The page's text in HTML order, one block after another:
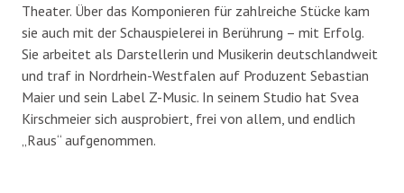
Theater. Über das Komponieren für zahlreiche Stücke kam
sie auch mit der Schauspielerei in Berührung – mit Erfolg.
Sie arbeitet als Darstellerin und Musikerin deutschlandweit
und traf in Nordrhein-Westfalen auf Produzent Sebastian
Maier und sein Label Z-Music. In seinem Studio hat Svea
Kirschmeier sich ausprobiert, frei von allem, und endlich
„Raus“ aufgenommen.